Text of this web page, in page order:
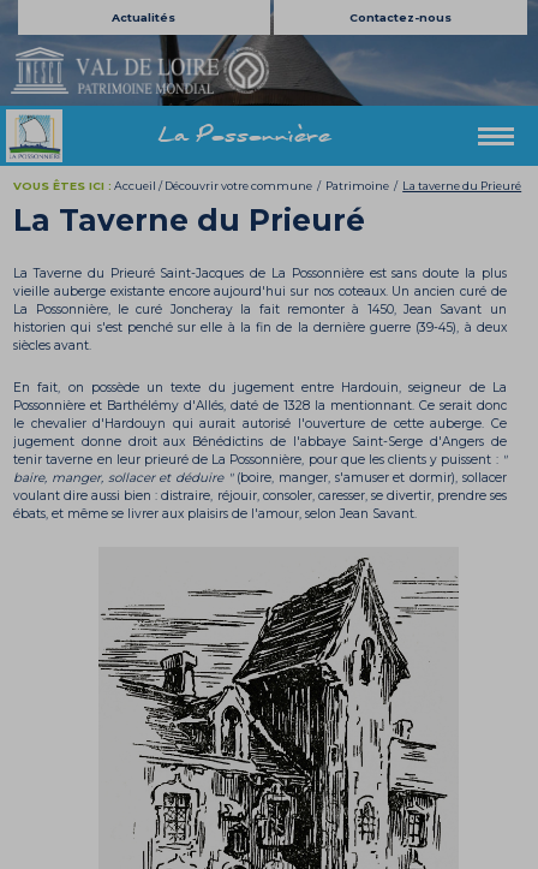
Actualités Contactez-nous
La Possonnière
VOUS ÊTES ICI : Accueil /Découvrir votre commune / Patrimoine / La taverne du Prieuré
La Taverne du Prieuré
La Taverne du Prieuré Saint-Jacques de La Possonnière est sans doute la plus
vieille auberge existante encore aujourd'hui sur nos coteaux. Un ancien curé de
La Possonnière, le curé Joncheray la fait remonter à 1450, Jean Savant un
historien qui s'est penché sur elle à la fin de la dernière guerre (39-45), à deux
siècles avant.
En fait, on possède un texte du jugement entre Hardouin, seigneur de La
Possonnière et Barthélémy d'Allés, daté de 1328 la mentionnant. Ce serait donc
le chevalier d'Hardouyn qui aurait autorisé l'ouverture de cette auberge. Ce
jugement donne droit aux Bénédictins de l'abbaye Saint-Serge d'Angers de
tenir taverne en leur prieuré de La Possonnière, pour que les clients y puissent : "
baire, manger, sollacer et déduire "(boire, manger, s'amuser et dormir), sollacer
voulant dire aussi bien : distraire, réjouir, consoler, caresser, se divertir, prendre ses
ébats, et même se livrer aux plaisirs de l'amour, selon Jean Savant.